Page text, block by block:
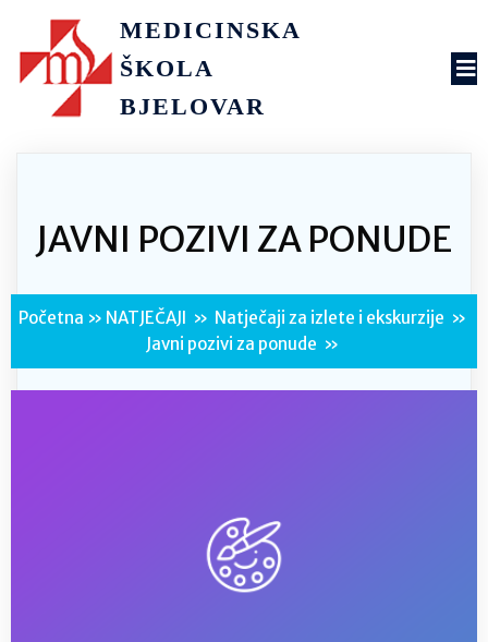
MEDICINSKA
ŠKOLA
BJELOVAR
JAVNI POZIVI ZA PONUDE
Početna » NATJEČAJI » Natječaji za izlete i ekskurzije »
Javni pozivi za ponude »